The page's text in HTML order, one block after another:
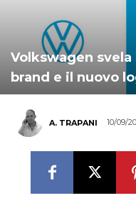
Volkswagen
brand e il nuovo
A. TRAPANI 10/09/